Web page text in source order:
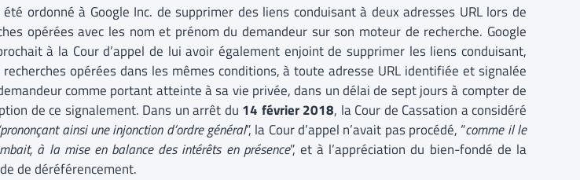
ordonné à Google Inc. de supprimer des liens conduisant à deux adresses URL lors de
opérées avec les nom et prénom du demandeur sur son moteur de recherche. Google
à la Cour d’appel de lui avoir également enjoint de supprimer les liens conduisant,
opérées dans les mêmes conditions, à toute adresse URL identifiée et signalée
comme portant atteinte à sa vie privée, dans un délai de sept jours à compter de
de ce signalement. Dans un arrêt du 14 février 2018, la Cour de Cassation a considéré
ainsi une injonction d’ordre général”, la Cour d’appel n’avait pas procédé, “comme il le
à la mise en balance des intérêts en présence”, et à l’appréciation du bien-fondé de la
de déréférencement.